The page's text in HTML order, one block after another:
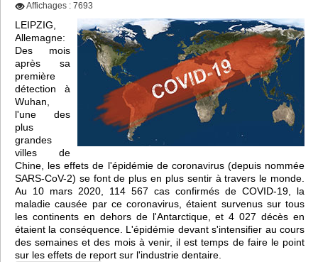
Affichages : 7693
LEIPZIG,
Allemagne:
Des mois
après sa
première
détection à
Wuhan,
l'une des
plus
grandes
villes de
Chine, les effets de l'épidémie de coronavirus (depuis nommée
SARS-CoV-2) se font de plus en plus sentir à travers le monde.
Au 10 mars 2020, 114 567 cas confirmés de COVID-19, la
maladie causée par ce coronavirus, étaient survenus sur tous
les continents en dehors de l'Antarctique, et 4 027 décès en
étaient la conséquence. L'épidémie devant s'intensifier au cours
des semaines et des mois à venir, il est temps de faire le point
sur les effets de report sur l'industrie dentaire.